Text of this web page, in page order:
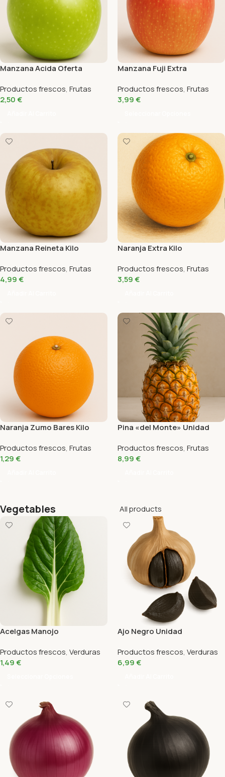
Manzana Acida Oferta
Productos frescos, Frutas
2,50€
Manzana Fuji Extra
Productos frescos, Frutas
3,99€
Manzana Reineta Kilo
Productos frescos, Frutas
4,99€
Naranja Extra Kilo
Productos frescos, Frutas
3,59€
Naranja Zumo Bares Kilo
Productos frescos, Frutas
1,29€
Pina «del Monte» Unidad
Productos frescos, Frutas
8,99€
Vegetables All products
Acelgas Manojo
Productos frescos, Verduras
1,49€
Ajo Negro Unidad
Productos frescos, Verduras
6,99€